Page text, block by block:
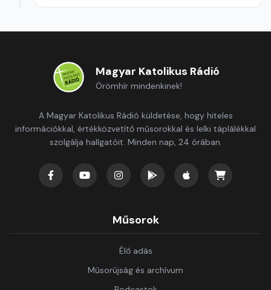
Magyar Katolikus Rádió
Örömhír mindenkinek!
A Magyar Katolikus Rádió küldetése, hogy hiteles
információkkal, értékközvetítő műsorokkal és lelki táplálékkal
szolgálja hallgatóit. Minden nap, 24 órában.
Műsorok
Élő adás
Műsorújság és archívum